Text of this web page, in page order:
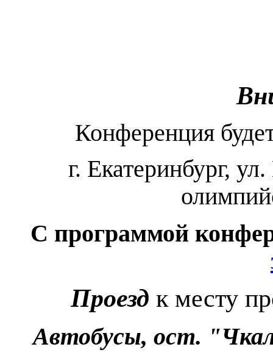
Конференция
г. Екатеринбург,
C программой
Проезд к месту
Автобусы, ост.